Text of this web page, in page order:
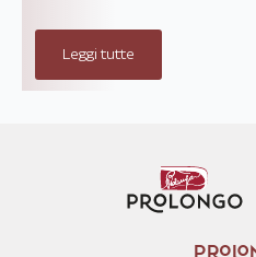
Leggi tutte